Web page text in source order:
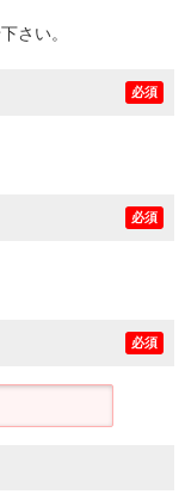
さい。
必須
必須
必須